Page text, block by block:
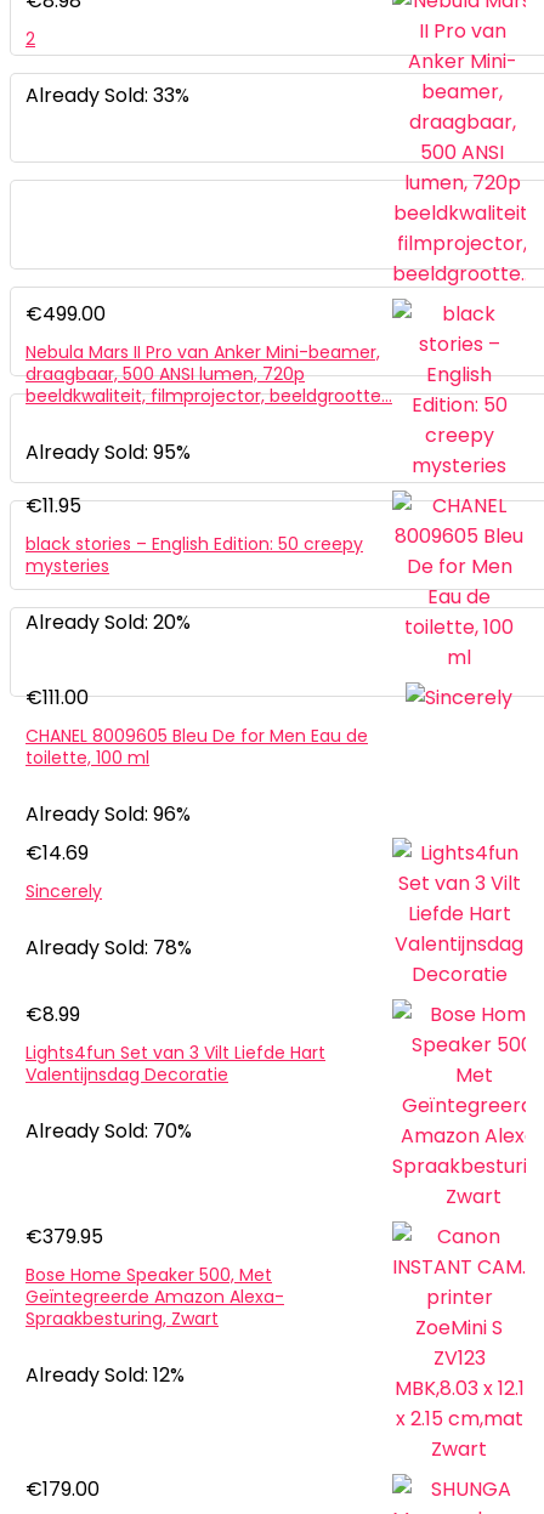
2
Already Sold: 33%
€499.00
Nebula Mars II Pro van Anker Mini-beamer,
draagbaar, 500 ANSI lumen, 720p
beeldkwaliteit, filmprojector, beeldgrootte…
Already Sold: 95%
€11.95
black stories – English Edition: 50 creepy
mysteries
Already Sold: 20%
€111.00
CHANEL 8009605 Bleu De for Men Eau de
toilette, 100 ml
Already Sold: 96%
€14.69
Sincerely
Already Sold: 78%
€8.99
Lights4fun Set van 3 Vilt Liefde Hart
Valentijnsdag Decoratie
Already Sold: 70%
€379.95
Bose Home Speaker 500, Met
Geïntegreerde Amazon Alexa-
Spraakbesturing, Zwart
Already Sold: 12%
€179.00